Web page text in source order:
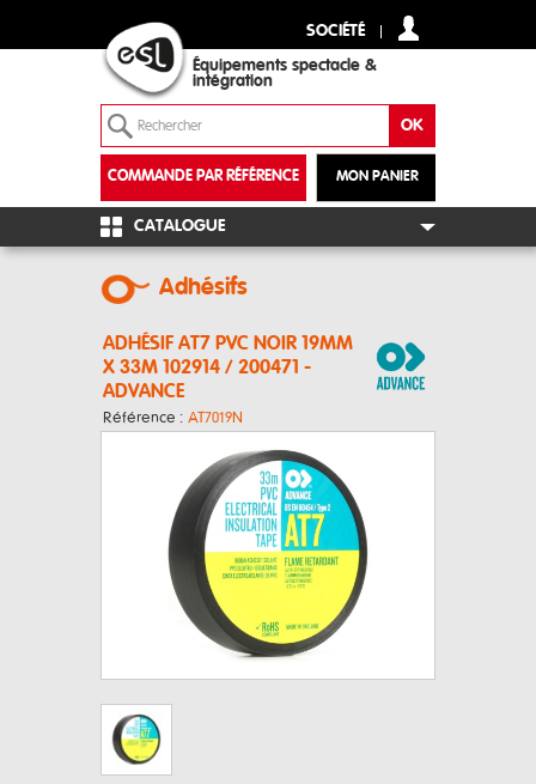
SOCIÉTÉ
Équipements spectacle &
intégration
MON PANIER
COMMANDE PAR RÉFÉRENCE
+
CATALOGUE
Adhésifs
ADHÉSIF AT7 PVC NOIR 19MM
X 33M 102914 / 200471 -
ADVANCE
Référence : AT7019N